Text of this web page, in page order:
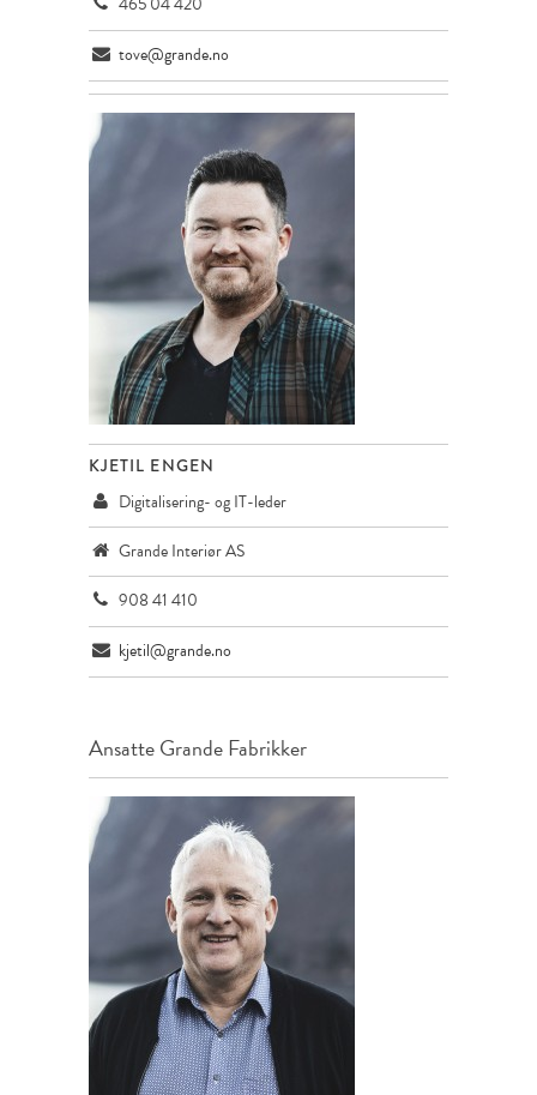
tove@grande.no
KJETIL ENGEN
Digitalisering- og IT-leder
Grande Interiør AS
908 41 410
kjetil@grande.no
AnsatteGrande Fabrikker